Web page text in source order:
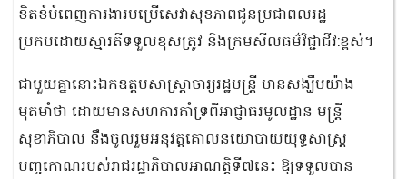
ខិតខំបំពេញការងារបម្រើសេវាសុខភាពជូនប្រជាពលរដ្ឋ
ប្រកបដោយស្មារតីទទួលខុសត្រូវ និងក្រមសីលធម៌វិជ្ជាជីវ:ខ្ពស់។
ជាមួយគ្នានោះឯកឧត្តម​សាស្រ្តាចារ្យរដ្ឋមន្រ្តី​ មានសង្ឃឹមយ៉ាង
មុតមាំថា​ ដោយមានសហការគាំទ្រពីអាជ្ញាធរមូលដ្ឋាន មន្រ្តី
សុខាភិបាល​ នឹងចូលរួមអនុវត្តគោលនយោបាយយុទ្ធសាស្រ្ត
បញ្ចកោណរបស់រាជរដ្ឋាភិបាលអាណត្តិទី៧​នេះ​ ឱ្យទទួលបាន